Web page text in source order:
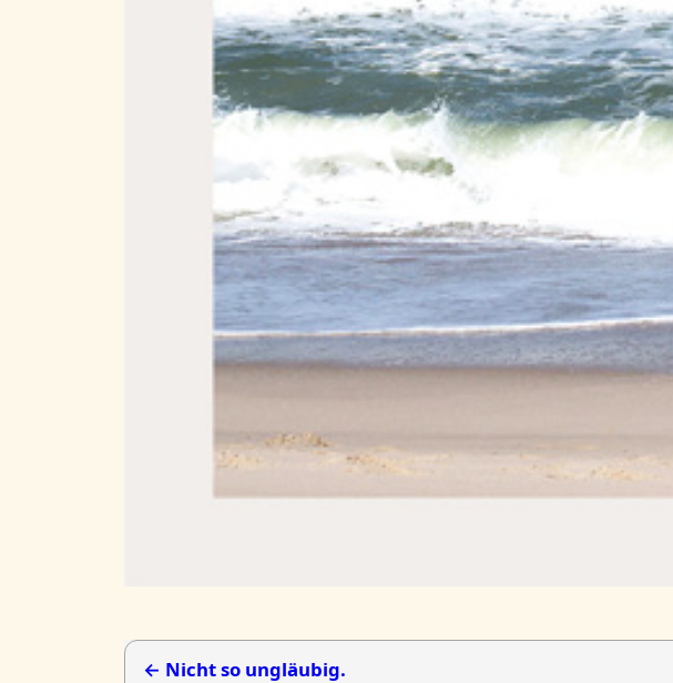
← Nicht so ungläubig.